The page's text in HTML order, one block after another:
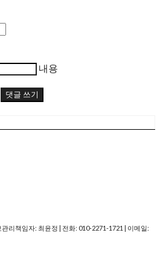
내용
댓글 쓰기
리책임자: 최윤정 | 전화: 010-2271-1721 | 이메일: